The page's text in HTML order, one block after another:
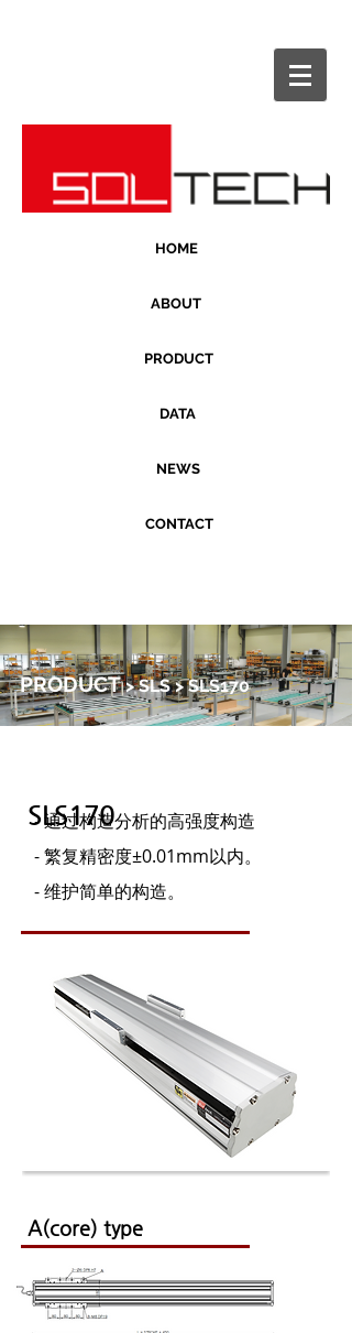
PRODUCT> SLS > SLS170
SLS170
A(core) type
- 通过构造分析的高强度构造
- 繁复精密度±0.01mm以内。
- 维护简单的构造。
HOME
ABOUT
PRODUCT
DATA
NEWS
CONTACT